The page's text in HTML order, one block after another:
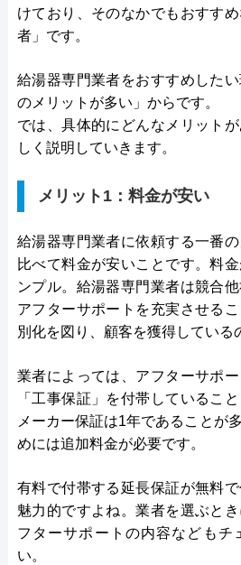
けており、そのなかでもおすす
者」です。
給湯器専門業者をおすすめした
のメリットが多い」からです。
では、具体的にどんなメリット
しく説明していきます。
メリット1：料金が安い
給湯器専門業者に依頼する一番
比べて料金が安いことです。料
ンプル。給湯器専門業者は競合
アフターサポートを充実させる
別化を図り、顧客を獲得している
業者によっては、アフターサポー
「工事保証」を付帯しているこ
メーカー保証は1年であることが
めには追加料金が必要です。
有料で付帯する延長保証が無料
魅力的ですよね。業者を選ぶと
フターサポートの内容などもチ
い。